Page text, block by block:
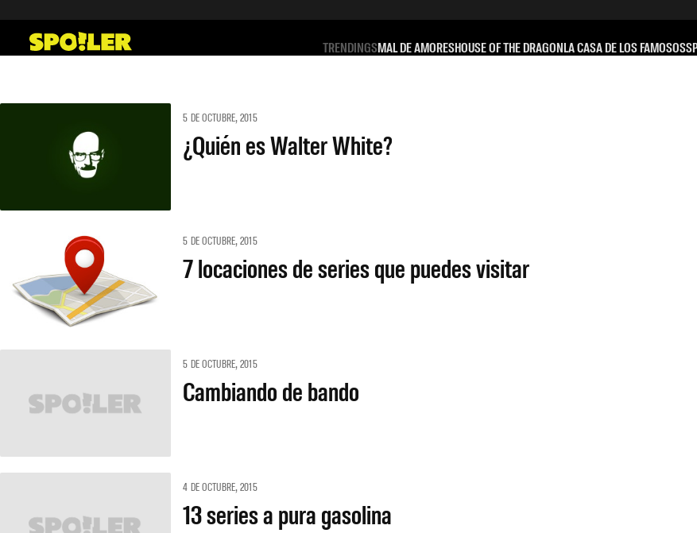
contenido
TRENDINGSMAL DE AMORESHOUSE OF THE DRAGONLA CASA DE LOS FAMOSOS
5 DE OCTUBRE, 2015
¿Quién es Walter White?
5 DE OCTUBRE, 2015
7 locaciones de series que puedes visitar
5 DE OCTUBRE, 2015
Cambiando de bando
4 DE OCTUBRE, 2015
13 series a pura gasolina